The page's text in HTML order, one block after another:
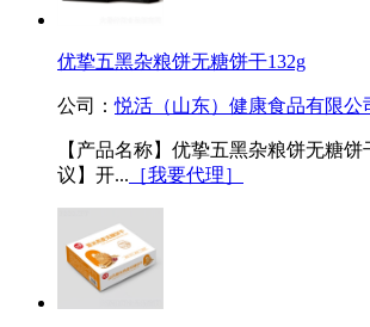
优挚五黑杂粮饼无糖饼干132g
公司：悦活（山东）健康食品有限公
【产品名称】优挚五黑杂粮饼无糖饼
议】开... ［我要代理］